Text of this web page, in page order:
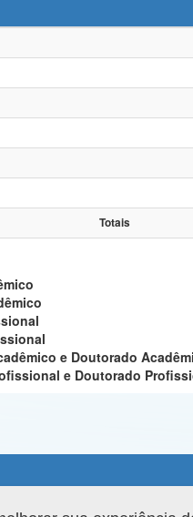
Totais
e Doutorado
e Doutorado